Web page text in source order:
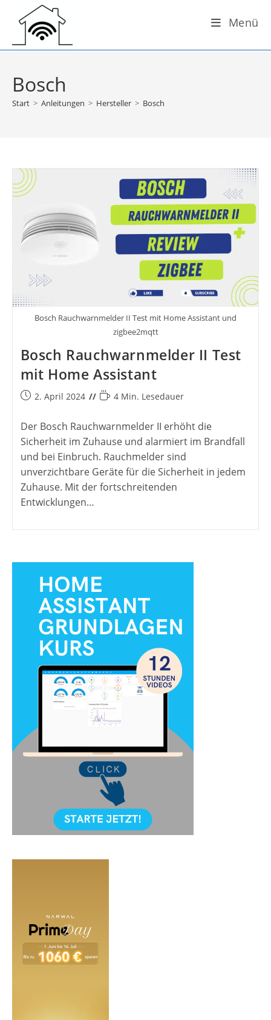
Inhalt
springen
Menü
Bosch
Start > Anleitungen > Hersteller > Bosch
Bosch Rauchwarnmelder II Test mit Home Assistant und
zigbee2mqtt
Bosch Rauchwarnmelder II Test
mit Home Assistant
Beitrag2. April 2024 Lesedauer:
4 Min. Lesedauer
Der Bosch Rauchwarnmelder II erhöht die
Sicherheit im Zuhause und alarmiert im Brandfall
und bei Einbruch. Rauchmelder sind
unverzichtbare Geräte für die Sicherheit in jedem
Zuhause. Mit der fortschreitenden
Entwicklungen…